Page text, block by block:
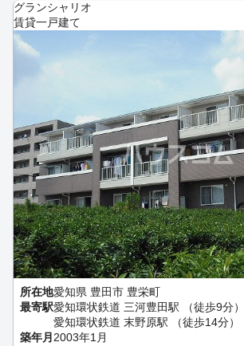
グランシャリオ
賃貸一戸建て
所在地愛知県 豊田市 豊栄町
最寄駅愛知環状鉄道 三河豊田駅 （徒歩9分）
愛知環状鉄道 末野原駅 （徒歩14分）
築年月2003年1月